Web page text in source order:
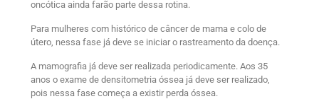
oncótica ainda farão parte dessa rotina.
Para mulheres com histórico de câncer de mama e colo de
útero, nessa fase já deve se iniciar o rastreamento da doença.
A mamografia já deve ser realizada periodicamente. Aos 35
anos o exame de densitometria óssea já deve ser realizado,
pois nessa fase começa a existir perda óssea.